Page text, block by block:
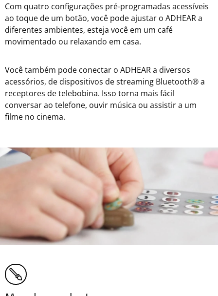
Com quatro configurações pré-programadas acessíveis
ao toque de um botão, você pode ajustar o ADHEAR a
diferentes ambientes, esteja você em um café
movimentado ou relaxando em casa.
Você também pode conectar o ADHEAR a diversos
acessórios, de dispositivos de streaming Bluetooth® a
receptores de telebobina. Isso torna mais fácil
conversar ao telefone, ouvir música ou assistir a um
filme no cinema.